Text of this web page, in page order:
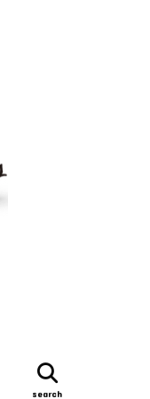
search